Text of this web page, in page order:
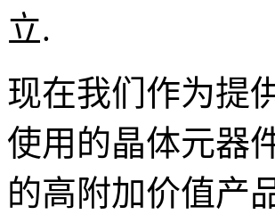
立.
现在我们作为提
使用的晶体元器
的高附加价值产